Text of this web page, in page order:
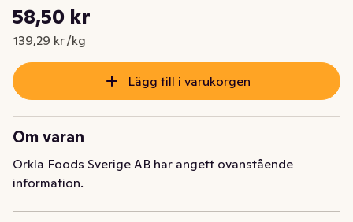
Nuvarande pris är: 58,50 kr
58,50 kr
139,29 kr /kg
Styckpris: 139,29 kr /kg
Lägg till i varukorgen
Om varan
Orkla Foods Sverige AB har angett ovanstående
information.